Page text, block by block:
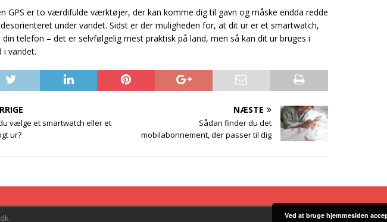
GPS er to værdifulde værktøjer, der kan komme dig til gavn og måske endda redde
under vandet. Sidst er der muligheden for, at dit ur er et smartwatch,
telefon – det er selvfølgelig mest praktisk på land, men så kan dit ur bruges i
i vandet.
vælge et smartwatch eller et
ur?
NÆSTE
Sådan finder du det
mobilabonnement, der passer til dig
Ved at bruge hjemmesiden